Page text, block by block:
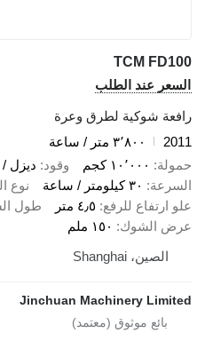
TCM FD100
السعر عند الطلب
رافعة شوكية لطرق وعرة
2011
٣٬٨٠٠ متر / ساعة
حمولة
١٠٬٠٠٠ كجم وقود ديزل
السرعة
٣٠ كيلومتر / ساعة نوع
علو ارتفاع للرفع ٤٫٥ متر طول
عرض الشوك
١٥٠ ملم
الصين، Shanghai
Jinchuan Machinery Limited